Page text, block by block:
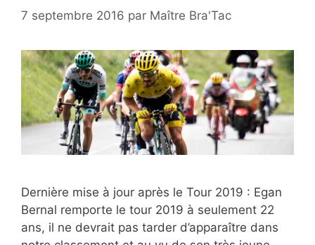
7 septembre 2016 par Maître Bra'Tac
Dernière mise à jour après le Tour 2019 : Egan
Bernal remporte le tour 2019 à seulement 22
ans, il ne devrait pas tarder d’apparaître dans